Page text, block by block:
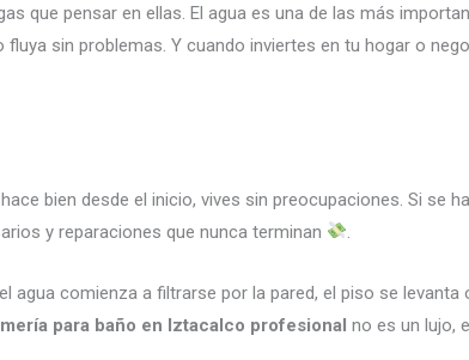
que pensar en ellas. El agua es una de las más
sin problemas. Y cuando inviertes en tu hogar o
bien desde el inicio, vives sin preocupaciones. Si se
y reparaciones que nunca terminan
comienza a filtrarse por la pared, el piso se levanta
para baño en Iztacalco profesional no es un lujo,